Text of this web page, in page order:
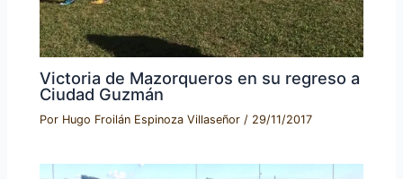
Victoria de Mazorqueros en su regreso a
Ciudad Guzmán
Por Hugo Froilán Espinoza Villaseñor / 29/11/2017